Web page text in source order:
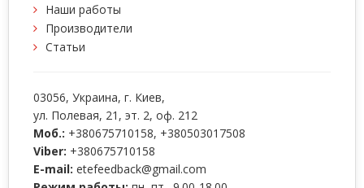
Наши работы
Производители
Статьи
03056, Украина, г. Киев,
ул. Полевая, 21, эт. 2, оф. 212
Моб.: +380675710158, +380503017508
Viber: +380675710158
E-mail: etefeedback@gmail.com